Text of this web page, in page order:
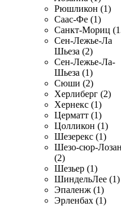
Рюшликон (1)
Саас-Фе (1)
Санкт-Мориц
Сен-Лежье-Ла
Шьеза (2)
Сен-Лежье-Ла-
Шьеза (1)
Сюши (2)
Херлиберг (2)
Хернекс (1)
Церматт (1)
Цолликон (1)
Шезерекс (1)
Шезо-сюр-
(2)
Шезьер (1)
ШиндельЛее (1)
Эпаленж (1)
Эрленбах (1)